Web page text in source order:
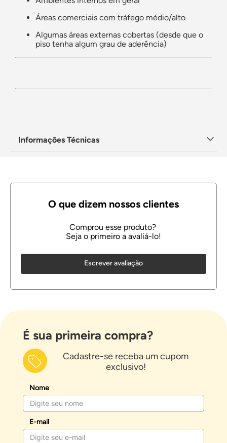
Áreas comerciais com tráfego médio/alto
Algumas áreas externas cobertas (desde que o
piso tenha algum grau de aderência)
Informações Técnicas
Escrever avaliação
É sua primeira compra?
Cadastre-se receba um cupom
exclusivo!
Nome
E-mail